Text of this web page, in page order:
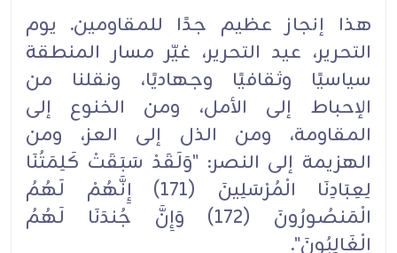
هذا إنجاز عظيم جدًا للمقاومين. يوم
التحرير، عيد التحرير، غيّر مسار المنطقة
سياسيًا وثقافيًا وجهاديًا، ‏ونقلنا من
الإحباط إلى الأمل، ومن الخنوع إلى
المقاومة، ومن الذل إلى العز، ومن
الهزيمة إلى النصر: "وَلَقَدْ ‏سَبَقَتْ كَلِمَتُنَا
لِعِبَادِنَا الْمُرْسَلِينَ (171) إِنَّهُمْ لَهُمُ
الْمَنصُورُونَ (172) وَإِنَّ جُندَنَا لَهُمُ
الْغَالِبُونَ".‏